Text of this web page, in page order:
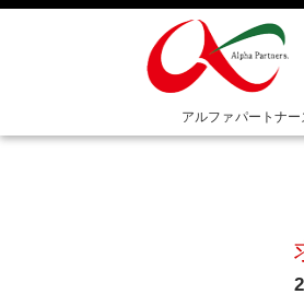
アルファパートナ